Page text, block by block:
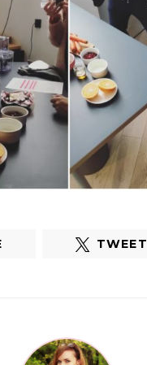
TWEET